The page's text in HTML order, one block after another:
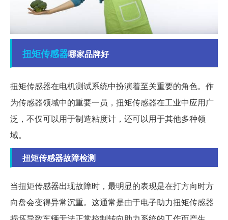
扭矩传感器哪家品牌好
扭矩传感器在电机测试系统中扮演着至关重要的角色。作
为传感器领域中的重要一员，扭矩传感器在工业中应用广
泛，不仅可以用于制造粘度计，还可以用于其他多种领
域。
扭矩传感器故障检测
当扭矩传感器出现故障时，最明显的表现是在打方向时方
向盘会变得异常沉重。这通常是由于电子助力扭矩传感器